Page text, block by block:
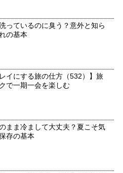
っているのに臭う？意外と知ら
の基本
レイにする旅の仕方（532）】旅
で一期一会を楽しむ
まま冷まして大丈夫？夏こそ気
存の基本